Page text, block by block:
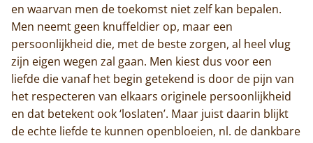
en waarvan men de toekomst niet zelf kan bepalen.
Men neemt geen knuffeldier op, maar een
persoonlijkheid die, met de beste zorgen, al heel vlug
zijn eigen wegen zal gaan. Men kiest dus voor een
liefde die vanaf het begin getekend is door de pijn van
het respecteren van elkaars originele persoonlijkheid
en dat betekent ook ‘loslaten’. Maar juist daarin blijkt
de echte liefde te kunnen openbloeien, nl. de dankbare